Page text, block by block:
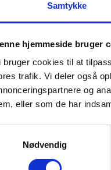
Samtykke
hjemmeside bruger
bruger cookies til at
trafik. Vi deler også
og
eller som de har
Nødvendig
- Eg,
Parador
Planke
840,00kr.
Den
pris
Den
aktuelle
pris